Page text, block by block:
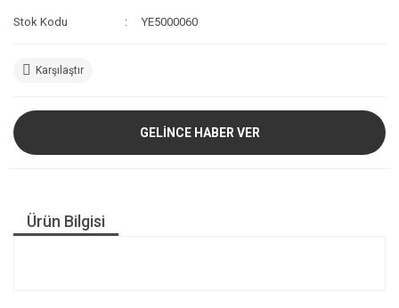
Stok Kodu YE5000060
Karşılaştır
GELİNCE HABER VER
Ürün Bilgisi